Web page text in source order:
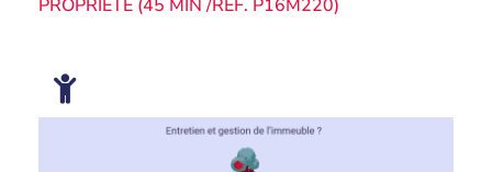
PROPRIÉTÉ (45 MIN /RÉF. P16M220)